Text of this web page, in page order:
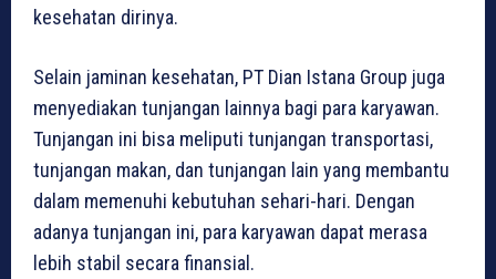
kesehatan dirinya.
Selain jaminan kesehatan, PT Dian Istana Group juga
menyediakan tunjangan lainnya bagi para karyawan.
Tunjangan ini bisa meliputi tunjangan transportasi,
tunjangan makan, dan tunjangan lain yang membantu
dalam memenuhi kebutuhan sehari-hari. Dengan
adanya tunjangan ini, para karyawan dapat merasa
lebih stabil secara finansial.